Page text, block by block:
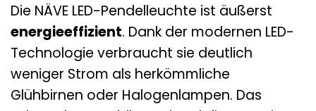
Die NÄVE LED-Pendelleuchte ist äußerst
energieeffizient. Dank der modernen LED-
Technologie verbraucht sie deutlich
weniger Strom als herkömmliche
Glühbirnen oder Halogenlampen. Das